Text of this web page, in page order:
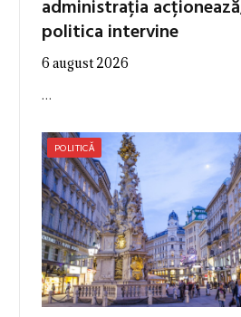
administrația
politica intervine
6 august 2026
…
POLITICĂ